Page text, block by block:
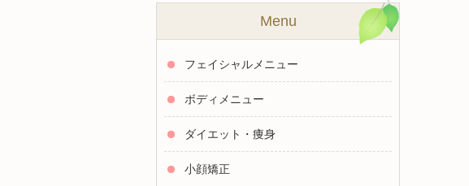
Menu
フェイシャルメニュー
ボディメニュー
ダイエット・痩身
小顔矯正